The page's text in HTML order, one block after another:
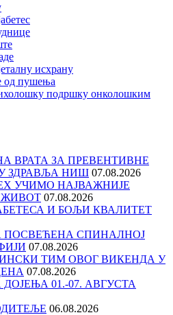
исхрану
од пушења
подршку онколошким
ВРАТА ЗА ПРЕВЕНТИВНЕ
ЗДРАВЉА НИШ 07.08.2026
УЧИМО НАЈВАЖНИЈЕ
ЖИВОТ 07.08.2026
И БОЉИ КВАЛИТЕТ
ПОСВЕЋЕНА СПИНАЛНОЈ
07.08.2026
ТИМ ОВОГ ВИКЕНДА У
07.08.2026
01.-07. АВГУСТА
06.08.2026